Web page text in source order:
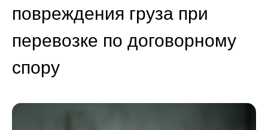
повреждения груза при
перевозке по договорному
спору